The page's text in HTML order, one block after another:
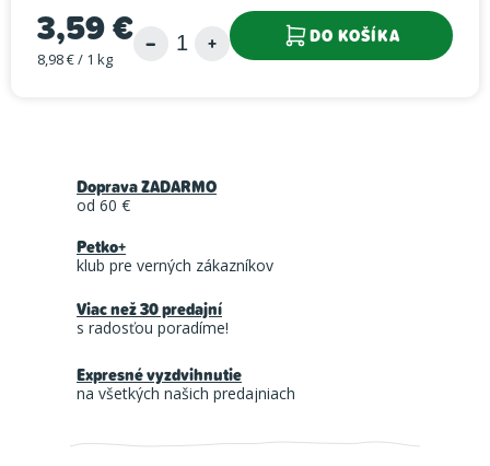
3,59 €
Jednotková cena:
8,98 € / 1 kg
DO KOŠÍKA
Doprava ZADARMO
od 60 €
Petko+
klub pre verných zákazníkov
Viac než 30 predajní
s radosťou poradíme!
Expresné vyzdvihnutie
na všetkých našich predajniach